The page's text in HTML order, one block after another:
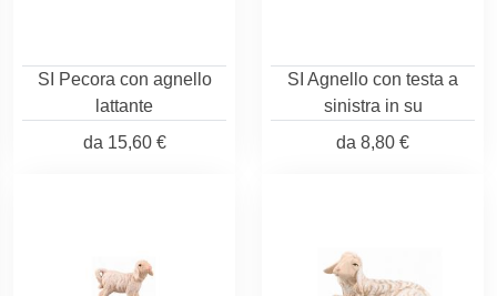
SI Pecora con agnello
lattante
da 15,60 €
SI Agnello con testa a
sinistra in su
da 8,80 €